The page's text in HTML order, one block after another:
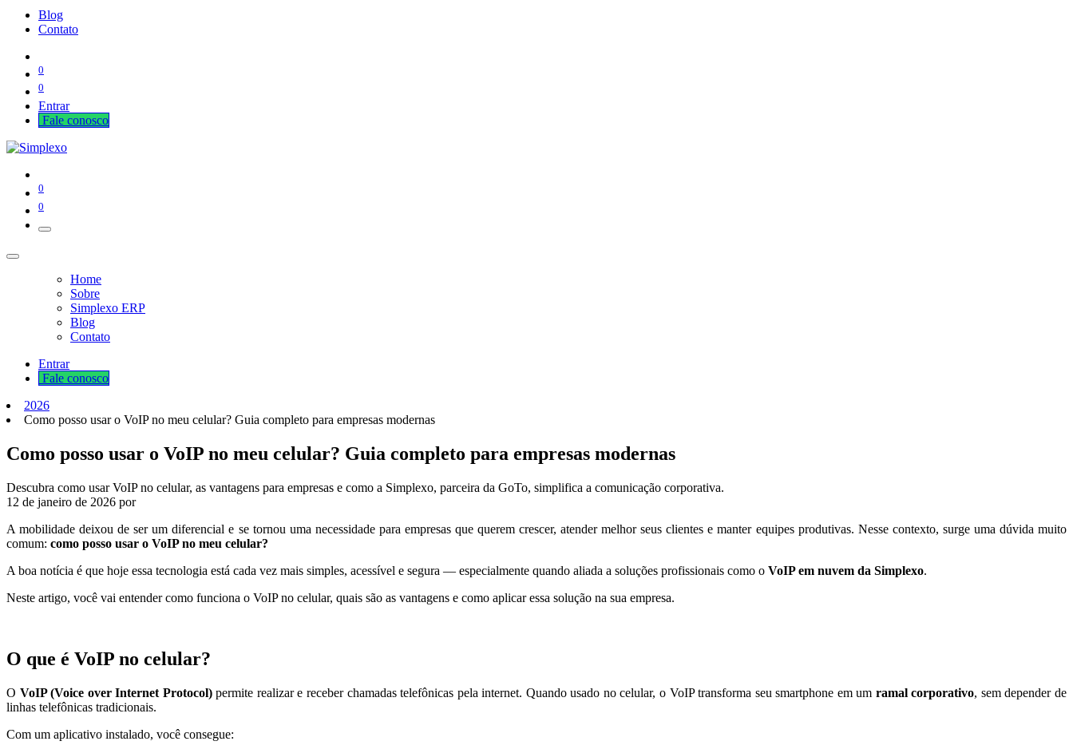
Blog
Contato
0
0
Entrar
Fale cono​​​​​​​​sco
0
0
Home
Sobre
Simplexo ERP
Blog
Contato
Entrar
Fale cono​​​​​​​​sco
2026
Como posso usar o VoIP no meu celular? Guia completo para empresas modernas
Como posso usar o VoIP no meu celular? Guia completo para empresas modernas
Descubra como usar VoIP no celular, as vantagens para empresas e como a Simplexo, parceira da GoTo, simplifica a comunicação corporativa.
12 de janeiro de 2026 por
A mobilidade deixou de ser um diferencial e se tornou uma necessidade para empresas que querem crescer, atender melhor seus clientes e manter equipes produtivas. Nesse contexto, surge uma dúvida muito
comum: como posso usar o VoIP no meu celular?
A boa notícia é que hoje essa tecnologia está cada vez mais simples, acessível e segura — especialmente quando aliada a soluções profissionais como o VoIP em nuvem da Simplexo.
Neste artigo, você vai entender como funciona o VoIP no celular, quais são as vantagens e como aplicar essa solução na sua empresa.
O que é VoIP no celular?
O VoIP (Voice over Internet Protocol)permite realizar e receber chamadas telefônicas pela internet. Quando usado no celular, o VoIP transforma seu smartphone em um ramal corporativo, sem depender de
linhas telefônicas tradicionais.
Com um aplicativo instalado, você consegue: